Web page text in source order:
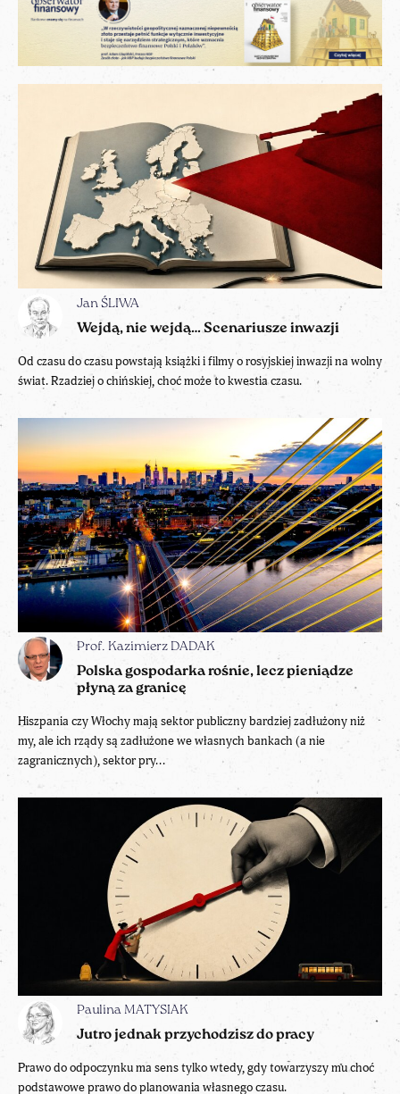
Jan ŚLIWA
Wejdą, nie wejdą… Scenariusze inwazji
Od czasu do czasu powstają książki i filmy o rosyjskiej inwazji na wolny
świat. Rzadziej o chińskiej, choć może to kwestia czasu.
Prof. Kazimierz DADAK
Polska gospodarka rośnie, lecz pieniądze
płyną za granicę
Hiszpania czy Włochy mają sektor publiczny bardziej zadłużony niż
my, ale ich rządy są zadłużone we własnych bankach (a nie
zagranicznych), sektor pry...
Paulina MATYSIAK
Jutro jednak przychodzisz do pracy
Prawo do odpoczynku ma sens tylko wtedy, gdy towarzyszy mu choć
podstawowe prawo do planowania własnego czasu.